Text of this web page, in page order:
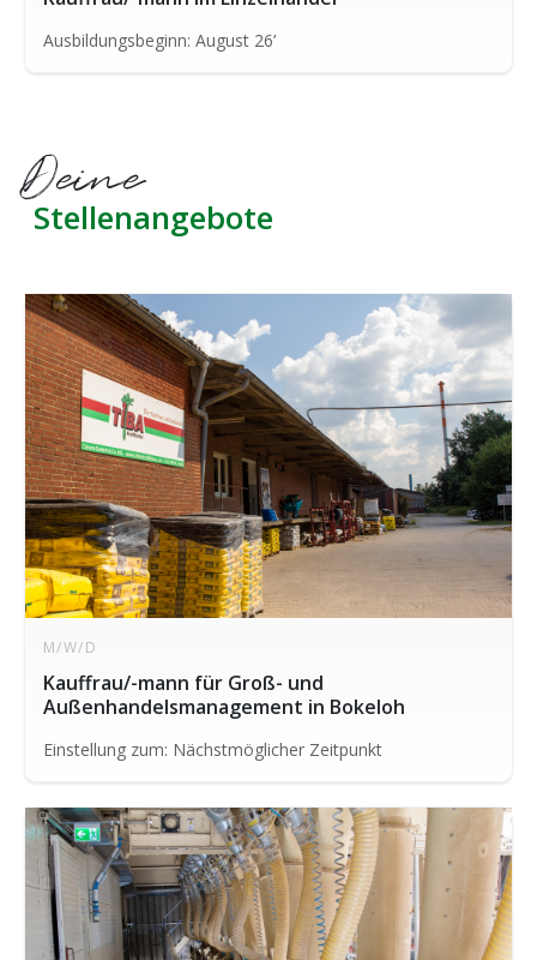
Ausbildungsbeginn: August 26’
Deine
Stellenangebote
M/W/D
Kauffrau/-mann für Groß- und
Außenhandelsmanagement in Bokeloh
Einstellung zum: Nächstmöglicher Zeitpunkt